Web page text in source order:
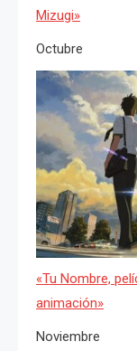
Mizugi»
Octubre
«Tu Nombre,
animación»
Noviembre